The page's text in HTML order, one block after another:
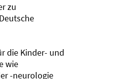
zu
die Kinder- und
wie
-neurologie